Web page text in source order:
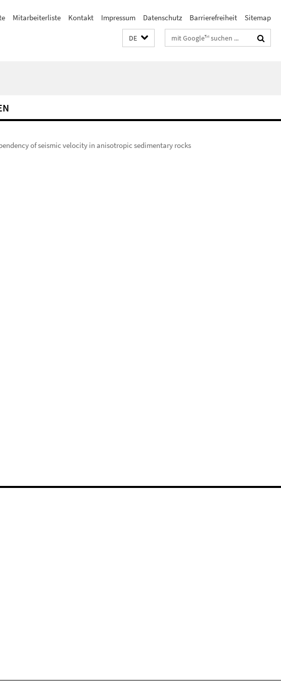
Mitarbeiterliste Kontakt Impressum Datenschutz Barrierefreiheit Sitemap
DE Suchbegriffe
of seismic velocity in anisotropic sedimentary rocks